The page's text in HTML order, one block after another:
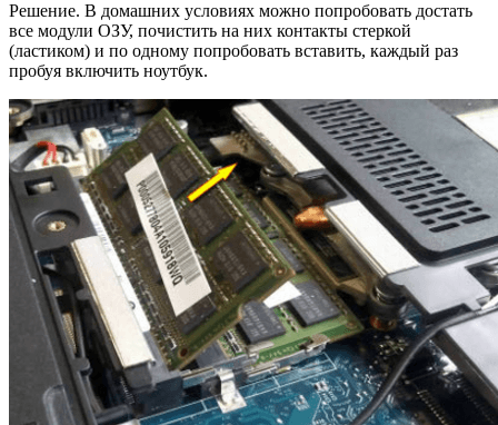
Решение. В домашних условиях можно попробовать достать
все модули ОЗУ, почистить на них контакты стеркой
(ластиком) и по одному попробовать вставить, каждый раз
пробуя включить ноутбук.